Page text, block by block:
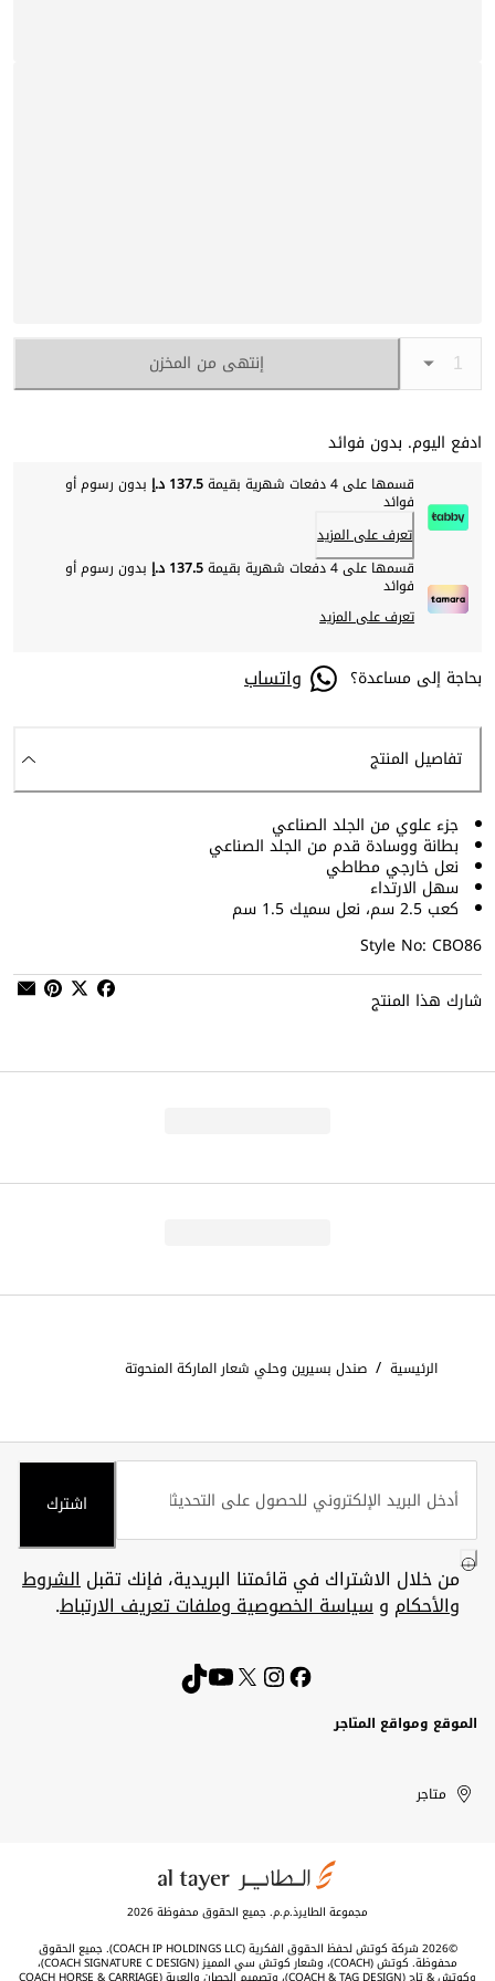
إنتهى من المخزن
ادفع اليوم. بدون فوائد
قسمها على 4 دفعات شهرية بقيمة 137.5 د.إ بدون رسوم أو
فوائد
تعرف على المزيد
قسمها على 4 دفعات شهرية بقيمة
137.5 د.إ بدون رسوم أو
فوائد
تعرف على المزيد
بحاجة إلى مساعدة؟ واتساب
تفاصيل المنتج
جزء علوي من الجلد الصناعي
بطانة ووسادة قدم من الجلد الصناعي
نعل خارجي مطاطي
سهل الارتداء
كعب 2.5 سم، نعل سميك 1.5 سم
Style No: CBO86
شارك هذا المنتج
الرئيسية / صندل بسيرين وحلي شعار الماركة المنحوتة
اشترك
من خلال الاشتراك في قائمتنا البريدية، فإنك تقبلالشروط
والأحكام وسياسة الخصوصية وملفات تعريف الارتباط.
الموقع ومواقع المتاجر
United
Arab
Kuwait
الإمارات
العربية
الكويت
متاجر
مجموعة الطايرذ.م.م. جميع الحقوق محفوظة 2026
©2026 شركة كوتش لحفظ الحقوق الفكرية (COACH IP HOLDINGS LLC). جميع الحقوق
محفوظة. كوتش (COACH)، وشعار كوتش سي المميز (COACH SIGNATURE C DESIGN)،